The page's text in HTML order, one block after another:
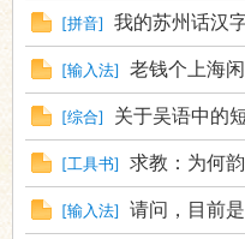
[拼音] 我的苏州话汉
[输入法] 老钱个上海
[综合] 关于吴语中的
[工具书] 求教：为何
[输入法] 请问，目前